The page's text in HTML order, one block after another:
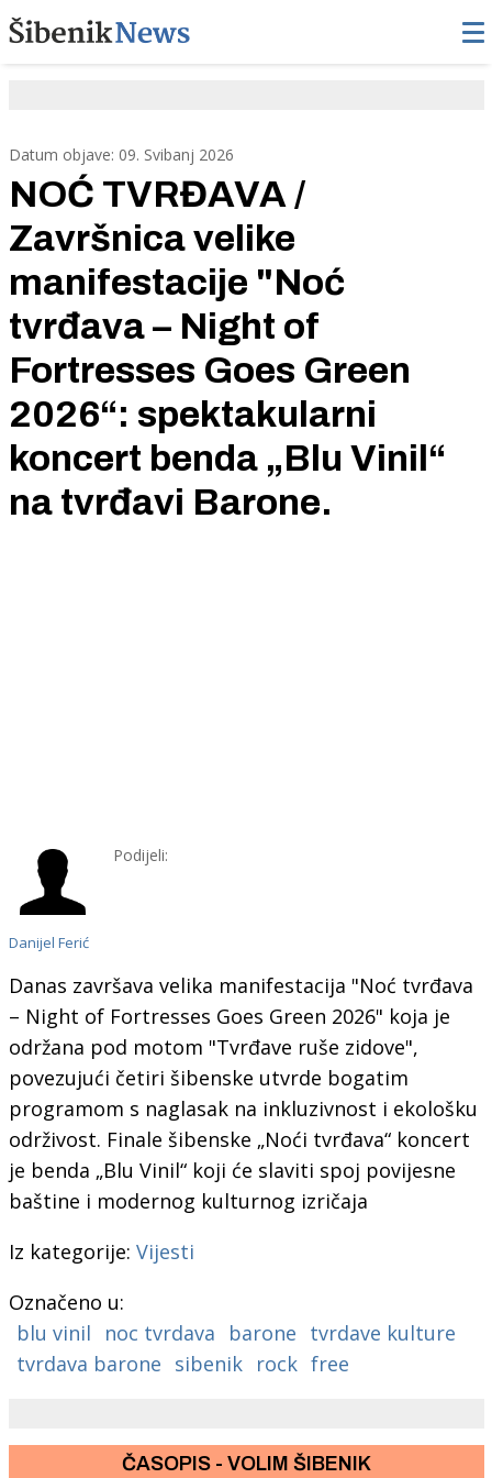
Datum objave: 09. Svibanj 2026
NOĆ TVRĐAVA /
Završnica velike
manifestacije "Noć
tvrđava – Night of
Fortresses Goes Green
2026“: spektakularni
koncert benda „Blu Vinil“
na tvrđavi Barone.
Danijel Ferić
Podijeli:
Danas završava velika manifestacija "Noć tvrđava
– Night of Fortresses Goes Green 2026" koja je
održana pod motom "Tvrđave ruše zidove",
povezujući četiri šibenske utvrde bogatim
programom s naglasak na inkluzivnost i ekološku
održivost. Finale šibenske „Noći tvrđava“ koncert
je benda „Blu Vinil“ koji će slaviti spoj povijesne
baštine i modernog kulturnog izričaja
Iz kategorije: Vijesti
Označeno u:
blu vinil
noc tvrdava barone tvrdave kulture
tvrdava barone sibenik rock free
ČASOPIS - VOLIM ŠIBENIK